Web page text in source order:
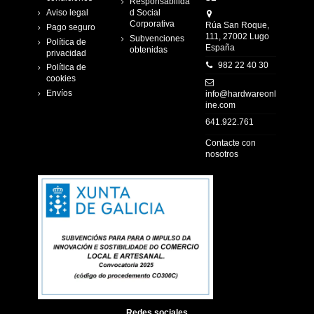
Aviso legal
Pago seguro
Política de
privacidad
Política de
cookies
Envíos
d Social
Corporativa
Subvenciones
obtenidas
Rúa San Roque,
111, 27002 Lugo
España
982 22 40 30
info@hardwareonl
ine.com
641.922.761
Contacte con
nosotros